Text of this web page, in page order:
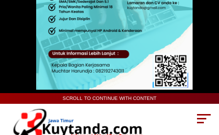
SCROLL TO CONTINUE WITH CONTENT